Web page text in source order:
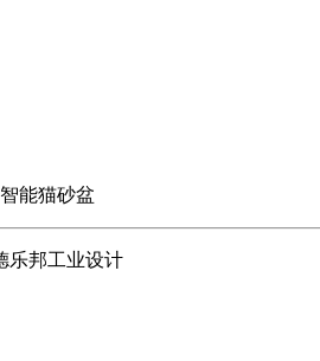
智能猫砂盆